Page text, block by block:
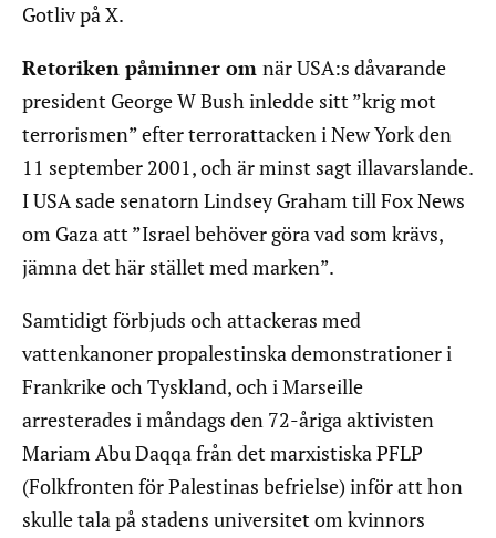
Gotliv på X.
Retoriken påminner om när USA:s dåvarande
president George W Bush inledde sitt ”krig mot
terrorismen” efter terrorattacken i New York den
11 september 2001, och är minst sagt illavarslande.
I USA sade senatorn Lindsey Graham till Fox News
om Gaza att ”Israel behöver göra vad som krävs,
jämna det här stället med marken”.
Samtidigt förbjuds och attackeras med
vattenkanoner propalestinska demonstrationer i
Frankrike och Tyskland, och i Marseille
arresterades i måndags den 72-åriga aktivisten
Mariam Abu Daqqa från det marxistiska PFLP
(Folkfronten för Palestinas befrielse) inför att hon
skulle tala på stadens universitet om kvinnors